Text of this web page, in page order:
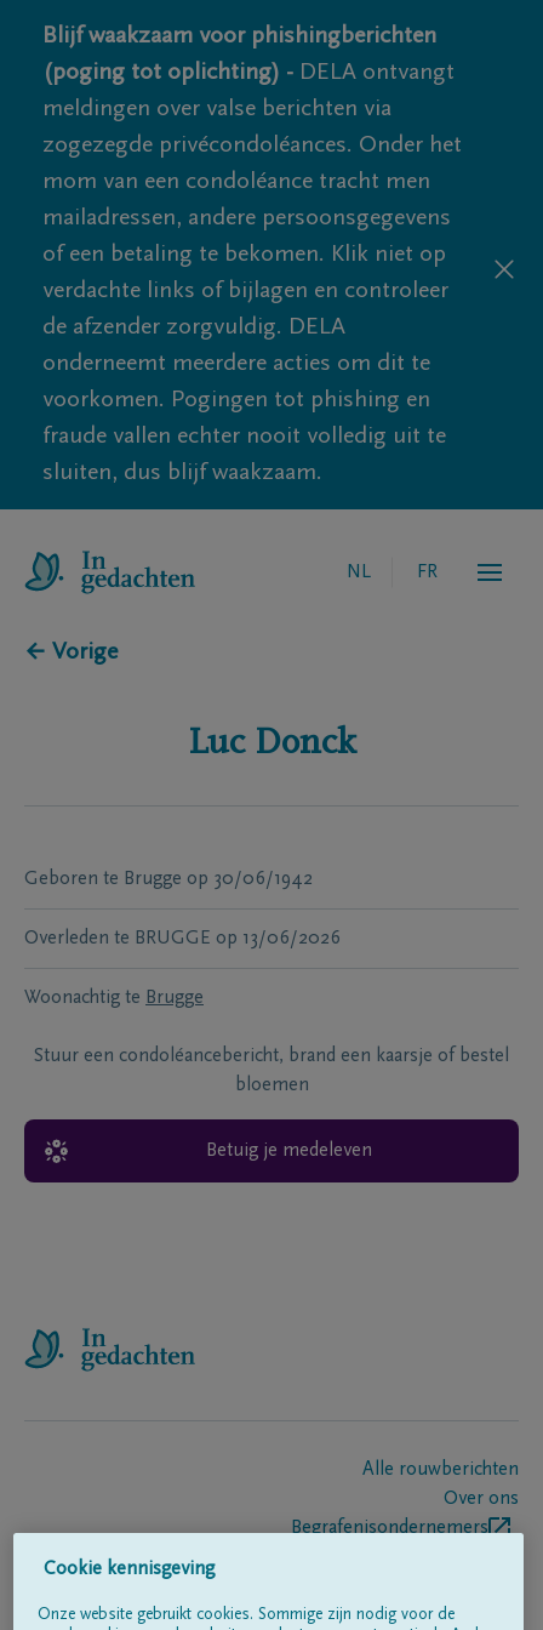
Blijf waakzaam voor phishingberichten
(poging tot oplichting) - DELA ontvangt
meldingen over valse berichten via
zogezegde privécondoléances. Onder het
mom van een condoléance tracht men
mailadressen, andere persoonsgegevens
of een betaling te bekomen. Klik niet op
verdachte links of bijlagen en controleer
de afzender zorgvuldig. DELA
onderneemt meerdere acties om dit te
voorkomen. Pogingen tot phishing en
fraude vallen echter nooit volledig uit te
sluiten, dus blijf waakzaam.
NL FR
← Vorige
Luc Donck
Geboren te Brugge op 30/06/1942
Overleden te BRUGGE op 13/06/2026
Woonachtig te Brugge
Stuur een condoléancebericht, brand een kaarsje of bestel
bloemen
Betuig je medeleven
Alle rouwberichten
Over ons
Begrafenisondernemers
Cookie kennisgeving
Onze website gebruikt cookies. Sommige zijn nodig voor de